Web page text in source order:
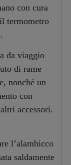
con cura
termometro
da viaggio
di rame
nonché un
con
accessori.
l’alambicco
saldamente